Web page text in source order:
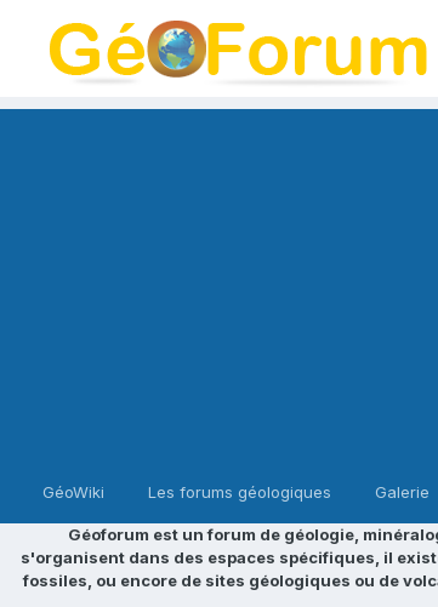
GéoWiki Les forums géologiques Galerie
Géoforum est un forum de géologie,
s'organisent dans des espaces spécifiques, il
fossiles, ou encore de sites géologiques ou de